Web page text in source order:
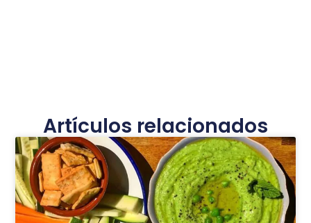
Artículos relacionados